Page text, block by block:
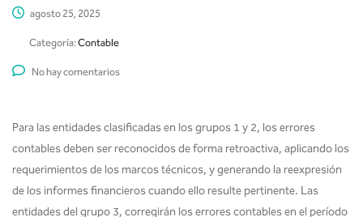
agosto 25, 2025
Categoría: Contable
No hay comentarios
Para las entidades clasificadas en los grupos 1 y 2, los errores
contables deben ser reconocidos de forma retroactiva, aplicando los
requerimientos de los marcos técnicos, y generando la reexpresión
de los informes financieros cuando ello resulte pertinente. Las
entidades del grupo 3, corregirán los errores contables en el período